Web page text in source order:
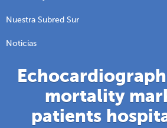
Nuestra Subred Sur
Noticias
mortality
patients